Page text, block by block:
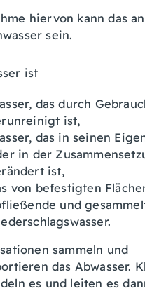
hiervon kann das
sein.
ist
das durch
ist,
das in seinen
in der
ist,
von befestigten
und
sammeln und
das Abwasser.
es und leiten es